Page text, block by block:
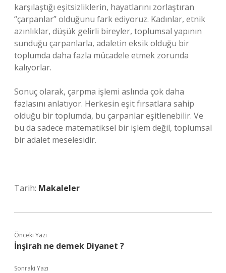
karşılaştığı eşitsizliklerin, hayatlarını zorlaştıran
“çarpanlar” olduğunu fark ediyoruz. Kadınlar, etnik
azınlıklar, düşük gelirli bireyler, toplumsal yapının
sunduğu çarpanlarla, adaletin eksik olduğu bir
toplumda daha fazla mücadele etmek zorunda
kalıyorlar.
Sonuç olarak, çarpma işlemi aslında çok daha
fazlasını anlatıyor. Herkesin eşit fırsatlara sahip
olduğu bir toplumda, bu çarpanlar eşitlenebilir. Ve
bu da sadece matematiksel bir işlem değil, toplumsal
bir adalet meselesidir.
Tarih: Makaleler
Önceki Yazı
İnşirah ne demek Diyanet ?
Sonraki Yazı